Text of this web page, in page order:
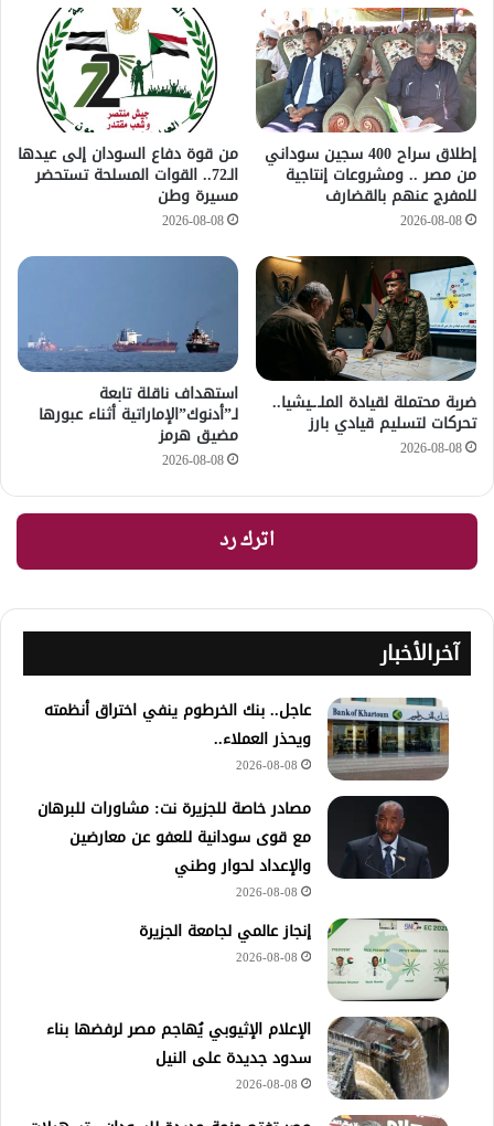
إطلاق سراح 400 سجين سوداني
من مصر .. ومشروعات إنتاجية
للمفرج عنهم بالقضارف
2026-08-08
من قوة دفاع السودان إلى عيدها
الـ72.. القوات المسلحة تستحضر
مسيرة وطن
2026-08-08
ضربة محتملة لقيادة الملـ.ـيشيا..
تحركات لتسليم قيادي بارز
2026-08-08
استهداف ناقلة تابعة
لـ”أدنوك”الإماراتية أثناء عبورها
مضيق هرمز
2026-08-08
اترك رد
آخرالأخبار
عاجل.. بنك الخرطوم ينفي اختراق أنظمته
ويحذر العملاء..
2026-08-08
مصادر خاصة للجزيرة نت: مشاورات للبرهان
مع قوى سودانية للعفو عن معارضين
والإعداد لحوار وطني
2026-08-08
إنجاز عالمي لجامعة الجزيرة
2026-08-08
الإعلام الإثيوبي يُهاجم مصر لرفضها بناء
سدود جديدة على النيل
2026-08-08